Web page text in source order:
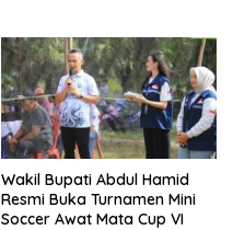
Wakil Bupati Abdul Hamid
Resmi Buka Turnamen Mini
Soccer Awat Mata Cup VI